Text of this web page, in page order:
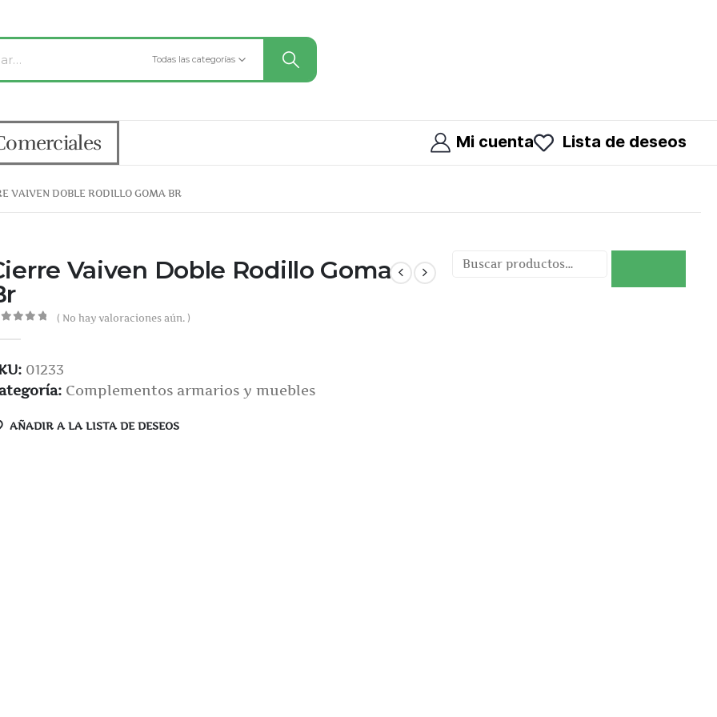
Todas las categorías
Mi cuenta Lista de deseos
VAIVEN DOBLE RODILLO GOMA BR
Vaiven Doble Rodillo Goma
( No hay valoraciones aún. )
01233
Complementos armarios y muebles
AÑADIR A LA LISTA DE DESEOS